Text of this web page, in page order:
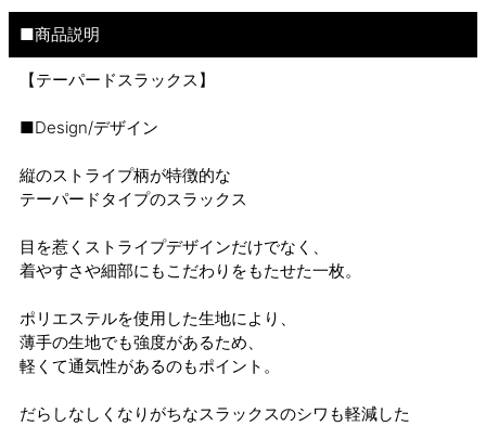
■商品説明
【テーパードスラックス】
■Design/デザイン
縦のストライプ柄が特徴的な
テーパードタイプのスラックス
目を惹くストライプデザインだけでなく、
着やすさや細部にもこだわりをもたせた一枚。
ポリエステルを使用した生地により、
薄手の生地でも強度があるため、
軽くて通気性があるのもポイント。
だらしなしくなりがちなスラックスのシワも軽減した